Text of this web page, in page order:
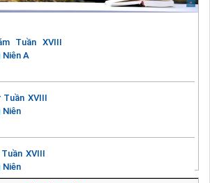
Tuần XVIII
A
XVIII
Niên
XVIII
Niên